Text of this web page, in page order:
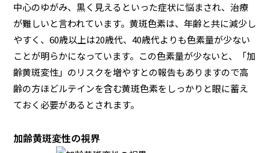
中心のゆがみ、黒く見えるといった症状に悩まされ、治療
が難しいと言われています。黄斑色素は、年齢と共に減少し
やすく、60歳以上は20歳代、40歳代よりも色素量が少ない
ことが明らかになっています。この色素量が少ないと、「加
齢黄斑変性」のリスクを増やすとの報告もありますので高
齢の方ほどルテインを含む黄斑色素をしっかりと眼に蓄え
ておく必要があるとされます。
加齢黄斑変性の視界